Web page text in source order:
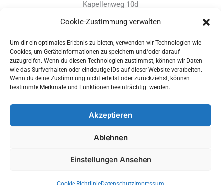
Cookie-Zustimmung verwalten
Um dir ein optimales Erlebnis zu bieten, verwenden wir Technologien wie
Cookies, um Geräteinformationen zu speichern und/oder darauf
zuzugreifen. Wenn du diesen Technologien zustimmst, können wir Daten
wie das Surfverhalten oder eindeutige IDs auf dieser Website verarbeiten.
Wenn du deine Zustimmung nicht erteilst oder zurückziehst, können
bestimmte Merkmale und Funktionen beeinträchtigt werden.
Akzeptieren
Ablehnen
Einstellungen Ansehen
Cookie-RichtlinieDatenschutz Impressum
Kapellenweg 10d
D-94575 Windorf
+49 - (0)8546 - 97 39 0
info@provitec.de
www.provitec.com
Copyright © 2026 PROVITEC Trinkwassersysteme e.K | Alle
Rechte vorbehalten |Impressum
Optimized by Seraphinite Accelerator